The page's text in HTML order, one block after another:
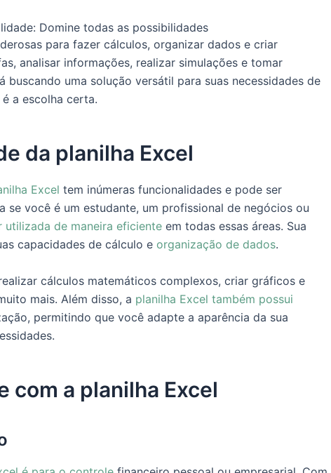
Domine todas as possibilidades
para fazer cálculos, organizar dados e criar
analisar informações, realizar simulações e tomar
buscando uma solução versátil para suas necessidades de
a escolha certa.
da planilha Excel
Excel tem inúmeras funcionalidades e pode ser
você é um estudante, um profissional de negócios ou
utilizada de maneira eficiente em todas essas áreas. Sua
capacidades de cálculo e organização de dados.
cálculos matemáticos complexos, criar gráficos e
mais. Além disso, a planilha Excel também possui
permitindo que você adapte a aparência da sua
com a planilha Excel